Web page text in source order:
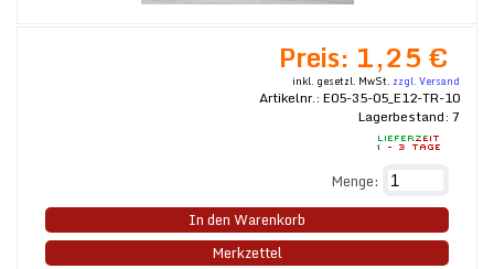
Preis: 1,25 €
inkl. gesetzl. MwSt. zzgl. Versand
Artikelnr.: E05-35-05_E12-TR-10
Lagerbestand: 7
Menge:
In den Warenkorb
Merkzettel